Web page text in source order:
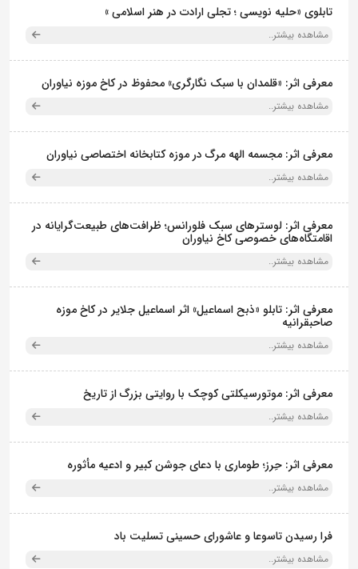
تابلوی «حلیه نویسی ؛ تجلی ارادت در هنر اسلامی »
مشاهده بیشتر..
معرفی اثر: «قلمدان با سبک نگارگری» محفوظ در کاخ موزه نیاوران
مشاهده بیشتر..
معرفی اثر: مجسمه الهه مرگ در موزه کتابخانه اختصاصی نیاوران
مشاهده بیشتر..
معرفی اثر: لوسترهای سبک فلورانس؛ ظرافت‌های طبیعت‌گرایانه در
اقامتگاه‌های خصوصی کاخ نیاوران
مشاهده بیشتر..
معرفی اثر: تابلو «ذبح اسماعیل» اثر اسماعیل جلایر در کاخ موزه
صاحبقرانیه
مشاهده بیشتر..
معرفی اثر: موتورسیکلتی کوچک با روایتی بزرگ از تاریخ
مشاهده بیشتر..
معرفی اثر: حِرز؛ طوماری با دعای جوشن کبیر و ادعیه مأثوره
مشاهده بیشتر..
فرا رسیدن تاسوعا و عاشورای حسینی تسلیت باد
مشاهده بیشتر..